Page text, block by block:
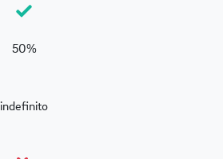
50%
indefinito